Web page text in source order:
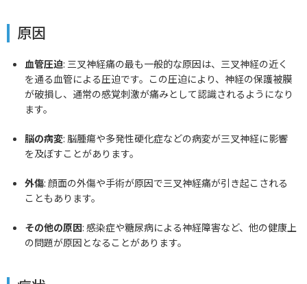
原因
血管圧迫: 三叉神経痛の最も一般的な原因は、三叉神経の近く
を通る血管による圧迫です。この圧迫により、神経の保護被膜
が破損し、通常の感覚刺激が痛みとして認識されるようになり
ます。
脳の病変: 脳腫瘍や多発性硬化症などの病変が三叉神経に影響
を及ぼすことがあります。
外傷: 顔面の外傷や手術が原因で三叉神経痛が引き起こされる
こともあります。
その他の原因: 感染症や糖尿病による神経障害など、他の健康上
の問題が原因となることがあります。